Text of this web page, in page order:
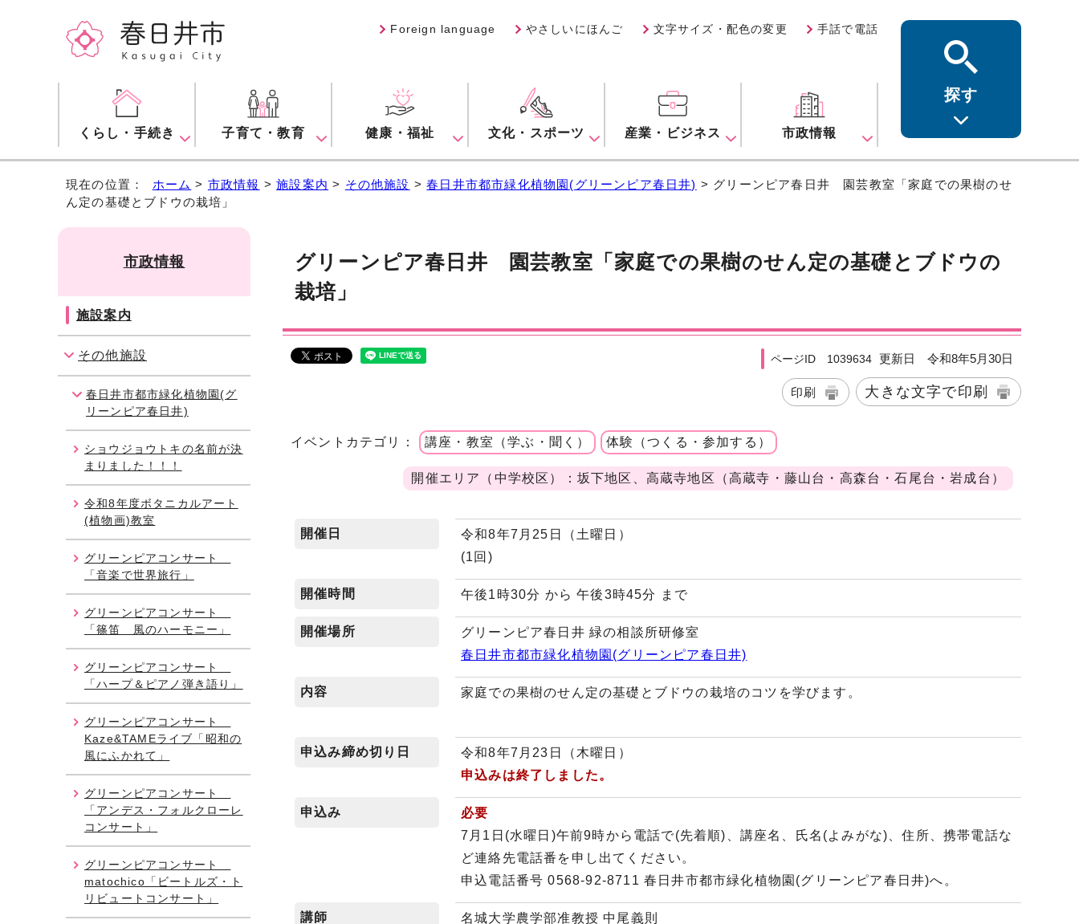
Foreign language やさしいにほんご 文字サイズ・配色の変更 手話で電話
くらし・手続き 子育て・教育 健康・福祉 文化・スポーツ 産業・ビジネス 市政情報
探す
現在の位置： ホーム > 市政情報 >施設案内 > その他施設 >春日井市都市緑化植物園(グリーンピア春日井) > グリーンピア春日井 園芸教室「家庭での果樹のせ
ん定の基礎とブドウの栽培」
グリーンピア春日井 園芸教室「家庭での果樹のせん定の基礎とブドウの
栽培」
ページID 1039634 更新日 令和8年5月30日
印刷 大きな文字で印刷
イベントカテゴリ： 講座・教室（学ぶ・聞く） 体験（つくる・参加する）
開催エリア（中学校区）：坂下地区、高蔵寺地区（高蔵寺・藤山台・高森台・石尾台・岩成台）
開催日
令和8年7月25日（土曜日）
(1回)
開催時間 午後1時30分 から 午後3時45分 まで
開催場所
グリーンピア春日井 緑の相談所研修室
春日井市都市緑化植物園(グリーンピア春日井)
内容 家庭での果樹のせん定の基礎とブドウの栽培のコツを学びます。
申込み締め切り日
令和8年7月23日（木曜日）
申込みは終了しました。
申込み
必要
7月1日(水曜日)午前9時から電話で(先着順)、講座名、氏名(よみがな)、住所、携帯電話な
ど連絡先電話番を申し出てください。
申込電話番号 0568-92-8711 春日井市都市緑化植物園(グリーンピア春日井)へ。
講師 名城大学農学部准教授 中尾義則
市政情報
施設案内
その他施設
春日井市都市緑化植物園(グ
リーンピア春日井)
ショウジョウトキの名前が決
まりました！！！
令和8年度ボタニカルアート
(植物画)教室
グリーンピアコンサート
「音楽で世界旅行」
グリーンピアコンサート
「篠笛 風のハーモニー」
グリーンピアコンサート
「ハープ＆ピアノ弾き語り」
グリーンピアコンサート
Kaze&TAMEライブ「昭和の
風にふかれて」
グリーンピアコンサート
「アンデス・フォルクローレ
コンサート」
グリーンピアコンサート
matochico「ビートルズ・ト
リビュートコンサート」